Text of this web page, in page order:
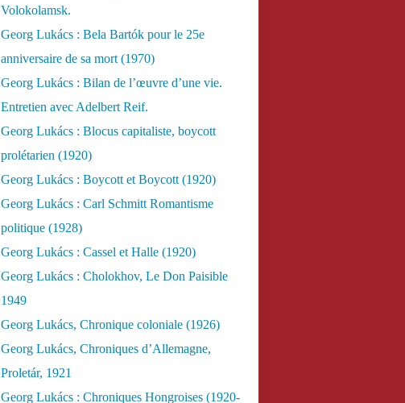
Volokolamsk.
Georg Lukács : Bela Bartók pour le 25e
anniversaire de sa mort (1970)
Georg Lukács : Bilan de l’œuvre d’une vie.
Entretien avec Adelbert Reif.
Georg Lukács : Blocus capitaliste, boycott
prolétarien (1920)
Georg Lukács : Boycott et Boycott (1920)
Georg Lukács : Carl Schmitt Romantisme
politique (1928)
Georg Lukács : Cassel et Halle (1920)
Georg Lukács : Cholokhov, Le Don Paisible
1949
Georg Lukács, Chronique coloniale (1926)
Georg Lukács, Chroniques d’Allemagne,
Proletár, 1921
Georg Lukács : Chroniques Hongroises (1920-